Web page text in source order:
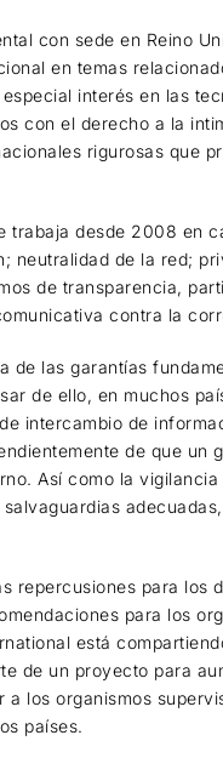
con sede en Reino
en temas
interés en las
con el derecho a la
rigurosas que
desde 2008 en
neutralidad de la red;
de transparencia,
contra la
las garantías
de ello, en muchos
intercambio de
de que un
Así como la
repercusiones para los
para los
está
de un proyecto para
los organismos
países.